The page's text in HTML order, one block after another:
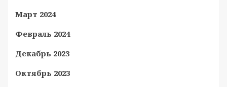
Март 2024
Февраль 2024
Декабрь 2023
Октябрь 2023